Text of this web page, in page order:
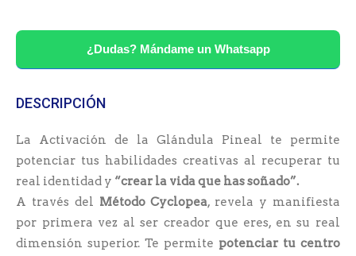
¿Dudas? Mándame un Whatsapp
DESCRIPCIÓN
La Activación de la Glándula Pineal te permite
potenciar tus habilidades creativas al recuperar tu
real identidad y “crear la vida que has soñado”.
A través del Método Cyclopea, revela y manifiesta
por primera vez al ser creador que eres, en su real
dimensión superior. Te permite potenciar tu centro